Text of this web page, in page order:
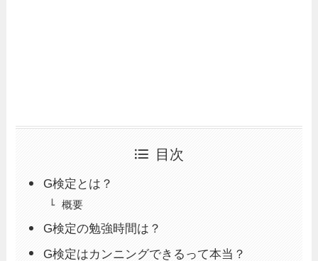
目次
G検定とは？
概要
G検定の勉強時間は？
G検定はカンニングできるって本当？